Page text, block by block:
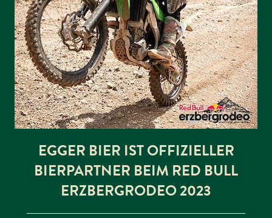
EGGER BIER IST OFFIZIELLER
BIERPARTNER BEIM RED BULL
ERZBERGRODEO 2023